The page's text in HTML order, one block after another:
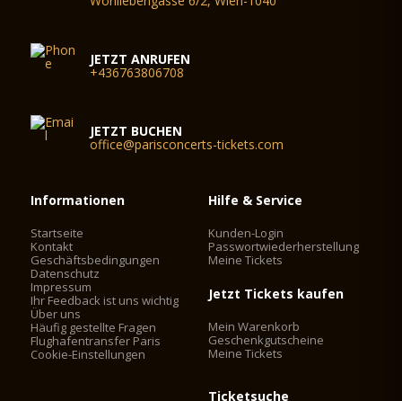
JETZT ANRUFEN
+436763806708
JETZT BUCHEN
office@parisconcerts-tickets.com
Informationen
Startseite
Kontakt
Geschäftsbedingungen
Datenschutz
Impressum
Ihr Feedback ist uns wichtig
Über uns
Häufig gestellte Fragen
Flughafentransfer Paris
Cookie-Einstellungen
Hilfe & Service
Kunden-Login
Passwortwiederherstellung
Meine Tickets
Jetzt Tickets kaufen
Mein Warenkorb
Geschenkgutscheine
Meine Tickets
Ticketsuche